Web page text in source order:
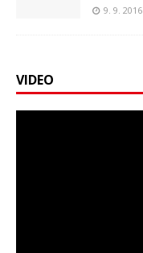
9. 9. 2016
VIDEO